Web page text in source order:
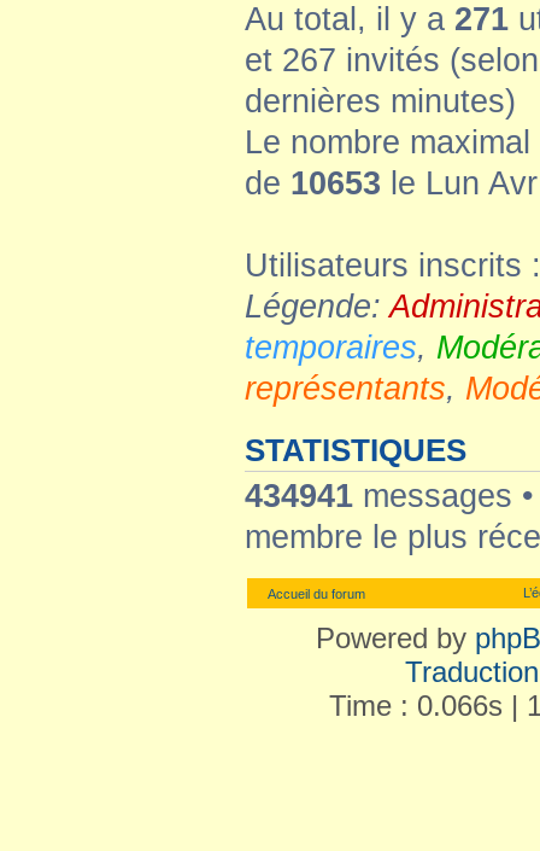
Au total, il y a 271
et 267 invités
dernières minutes)
Le nombre
de 10653 le Lun
Utilisateurs inscrits
Légende:
temporaires,
représentants,
STATISTIQUES
434941 messages
membre le plus
Accueil du forum
Powered by
Time : 0.066s |